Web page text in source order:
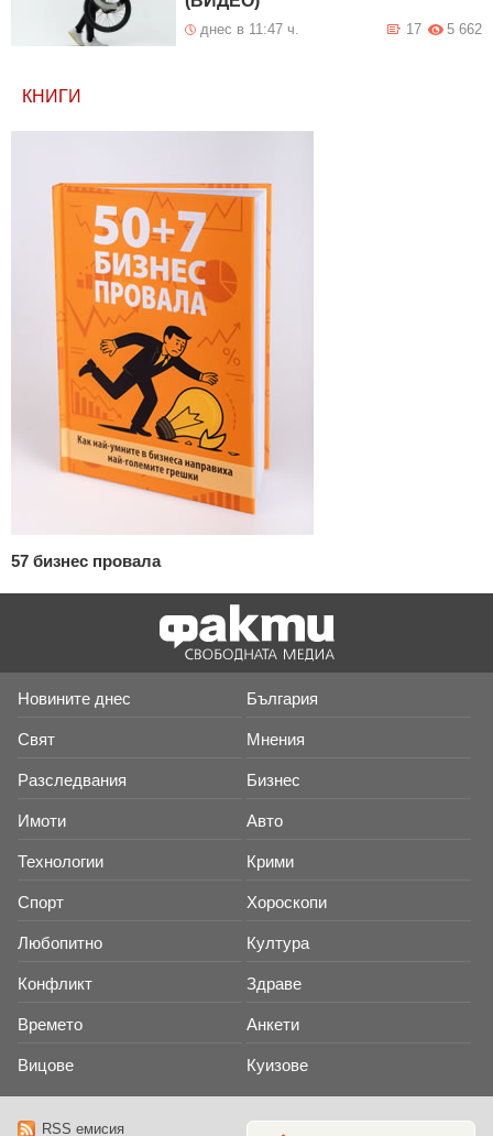
днес в 11:47 ч. 5 662
17
КНИГИ
57 бизнес провала
Новините днес България
Свят Мнения
Разследвания Бизнес
Имоти Авто
Технологии Крими
Спорт Хороскопи
Любопитно Култура
Конфликт Здраве
Времето Анкети
Вицове Куизове
RSS емисия